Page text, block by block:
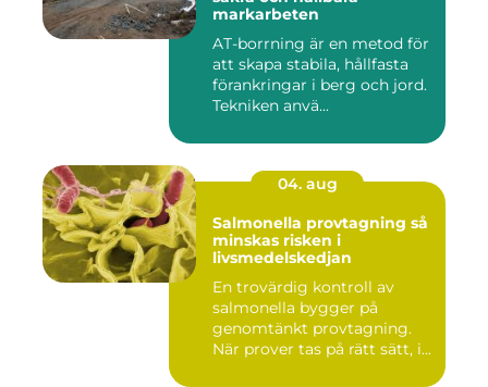
markarbeten
AT-borrning är en metod för
att skapa stabila, hållfasta
förankringar i berg och jord.
Tekniken anvä...
04. aug
Salmonella provtagning så
minskas risken i
livsmedelskedjan
En trovärdig kontroll av
salmonella bygger på
genomtänkt provtagning.
När prover tas på rätt sätt, i...